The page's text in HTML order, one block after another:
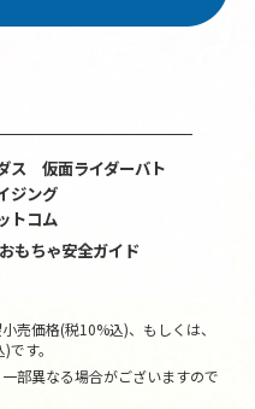
ス 仮面ライダーバト
ジング
トコム
もちゃ安全ガイド
売価格(税10%込)、もしくは、
す。
部異なる場合がございますので